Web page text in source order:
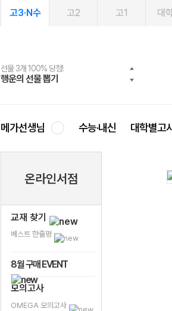
고3·N수 고2 고1 대
선물 3개 100% 당첨!
행운의 선물 뽑기
선물 100% 증정!
메가스터디 X 올리브
2027 러셀 단과
강사 공개선발
스마트러닝앱
설문 EVENT
메가패스
3일 무료 체험권
메가패스 수강생 무료혜택!
메가클럽 멤버십
사회공헌 캠페인
희망이룸 메가나눔
메가선생님 수능·내신 대학별고
온라인서점
교재 찾기
베스트 한줄평
8월 구매 EVENT
모의고사
OMEGA 모의고사